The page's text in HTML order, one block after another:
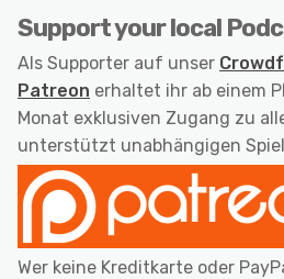
Support your local
Als Supporter auf unser
Patreon erhaltet ihr ab einem
Monat exklusiven Zugang zu
unterstützt unabhängigen
Wer keine Kreditkarte oder